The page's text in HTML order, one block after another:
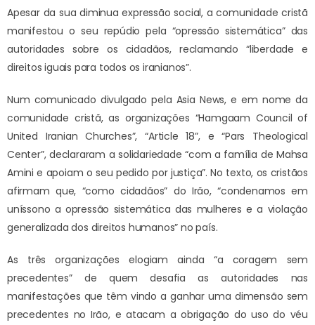
Apesar da sua diminua expressão social, a comunidade cristã
manifestou o seu repúdio pela “opressão sistemática” das
autoridades sobre os cidadãos, reclamando “liberdade e
direitos iguais para todos os iranianos”.
Num comunicado divulgado pela Asia News, e em nome da
comunidade cristã, as organizações “Hamgaam Council of
United Iranian Churches”, “Article 18”, e “Pars Theological
Center”, declararam a solidariedade “com a família de Mahsa
Amini e apoiam o seu pedido por justiça”. No texto, os cristãos
afirmam que, “como cidadãos” do Irão, “condenamos em
uníssono a opressão sistemática das mulheres e a violação
generalizada dos direitos humanos” no país.
As três organizações elogiam ainda “a coragem sem
precedentes” de quem desafia as autoridades nas
manifestações que têm vindo a ganhar uma dimensão sem
precedentes no Irão, e atacam a obrigação do uso do véu